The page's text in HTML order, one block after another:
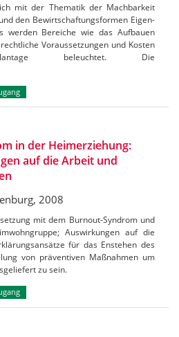
mit der Thematik der Machbarkeit
den Bewirtschaftungsformen Eigen-
werden Bereiche wie das Aufbauen
Voraussetzungen und Kosten
beleuchtet. Die
in der Heimerziehung:
auf die Arbeit und
2008
mit dem Burnout-Syndrom und
Auswirkungen auf die
für das Enstehen des
von präventiven Maßnahmen um
zu sein.